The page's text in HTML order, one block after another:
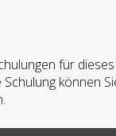
für
Schulung können